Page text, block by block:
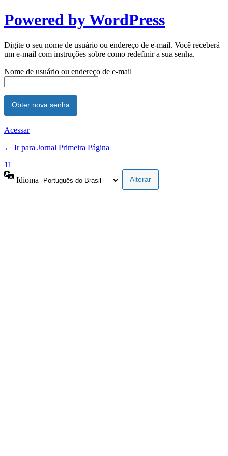
Powered by WordPress
Digite o seu nome de usuário ou endereço de e-mail. Você receberá
um e-mail com instruções sobre como redefinir a sua senha.
Nome de usuário ou endereço de e-mail
Acessar
← Ir para Jornal Primeira Página
11
Idioma